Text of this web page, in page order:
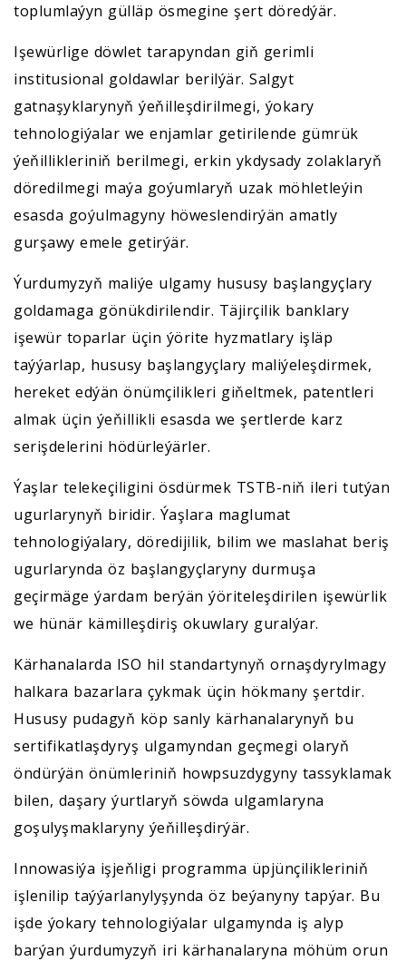
toplumlaýyn gülläp ösmegine şert döredýär.
Işewürlige döwlet tarapyndan giň gerimli
institusional goldawlar berilýär. Salgyt
gatnaşyklarynyň ýeňilleşdirilmegi, ýokary
tehnologiýalar we enjamlar getirilende gümrük
ýeňillikleriniň berilmegi, erkin ykdysady zolaklaryň
döredilmegi maýa goýumlaryň uzak möhletleýin
esasda goýulmagyny höweslendirýän amatly
gurşawy emele getirýär.
Ýurdumyzyň maliýe ulgamy hususy başlangyçlary
goldamaga gönükdirilendir. Täjirçilik banklary
işewür toparlar üçin ýörite hyzmatlary işläp
taýýarlap, hususy başlangyçlary maliýeleşdirmek,
hereket edýän önümçilikleri giňeltmek, patentleri
almak üçin ýeňillikli esasda we şertlerde karz
serişdelerini hödürleýärler.
Ýaşlar telekeçiligini ösdürmek TSTB-niň ileri tutýan
ugurlarynyň biridir. Ýaşlara maglumat
tehnologiýalary, döredijilik, bilim we maslahat beriş
ugurlarynda öz başlangyçlaryny durmuşa
geçirmäge ýardam berýän ýöriteleşdirilen işewürlik
we hünär kämilleşdiriş okuwlary guralýar.
Kärhanalarda ISO hil standartynyň ornaşdyrylmagy
halkara bazarlara çykmak üçin hökmany şertdir.
Hususy pudagyň köp sanly kärhanalarynyň bu
sertifikatlaşdyryş ulgamyndan geçmegi olaryň
öndürýän önümleriniň howpsuzdygyny tassyklamak
bilen, daşary ýurtlaryň söwda ulgamlaryna
goşulyşmaklaryny ýeňilleşdirýär.
Innowasiýa işjeňligi programma üpjünçilikleriniň
işlenilip taýýarlanylyşynda öz beýanyny tapýar. Bu
işde ýokary tehnologiýalar ulgamynda iş alyp
barýan ýurdumyzyň iri kärhanalaryna möhüm orun